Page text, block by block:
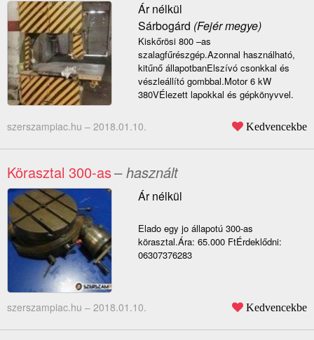
Ár nélkül
Sárbogárd (Fejér megye)
Kiskőrösi 800 –as
szalagfűrészgép.Azonnal használható,
kitűnő állapotbanElszívó csonkkal és
vészleállító gombbal.Motor 6 kW
380VÉlezett lapokkal és gépkönyvvel.
szerszampiac.hu – 2018.01.10. Kedvencekbe
Körasztal 300-as– használt
Ár nélkül
Elado egy jo állapotú 300-as
körasztal.Ára: 65.000 FtÉrdeklődni:
06307376283
szerszampiac.hu – 2018.01.10. Kedvencekbe